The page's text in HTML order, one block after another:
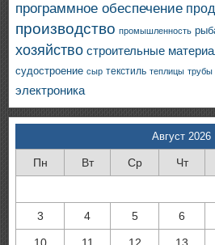
программное обеспечение
производство промышленность
хозяйство строительные
судостроение сыр текстиль теплицы трубы
электроника
Август 2026
Пн Вт Ср Чт
3 4 5 6